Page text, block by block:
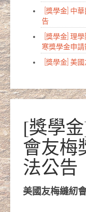
[獎學金] 中
告
[獎學金] 理
寒獎學金申
[獎學金] 美
[獎學
會友梅
法公告
美國友梅縫紉